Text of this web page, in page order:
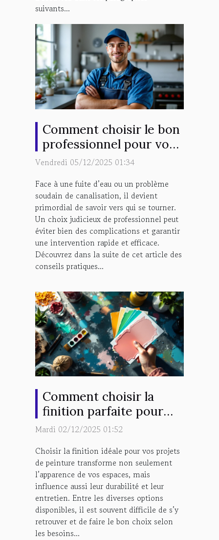
suivants...
Comment choisir le bon
professionnel pour vos
urgences en plomberie ?
Vendredi 05/12/2025 01:34
Face à une fuite d’eau ou un problème
soudain de canalisation, il devient
primordial de savoir vers qui se tourner.
Un choix judicieux de professionnel peut
éviter bien des complications et garantir
une intervention rapide et efficace.
Découvrez dans la suite de cet article des
conseils pratiques...
Comment choisir la
finition parfaite pour
vos projets de peinture
Mardi 02/12/2025 01:52
Choisir la finition idéale pour vos projets
de peinture transforme non seulement
l’apparence de vos espaces, mais
influence aussi leur durabilité et leur
entretien. Entre les diverses options
disponibles, il est souvent difficile de s’y
retrouver et de faire le bon choix selon
les besoins...